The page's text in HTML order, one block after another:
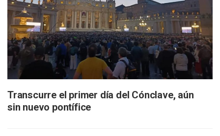
Avanza Plan Para Construir Estadio De Tritones Vallarta;
Nuevas Concesiones De Taxis En Puerto Vallarta, ¿para
Mueren Cuatro Personas Tras Explosión De Una Pipa En
Bruno Blancas Lleva El Mensaje De La Cuarta
Liberan 180 Crías De Iguana Verde En El Estero El Salado
Puerto Vallarta Participa En Los PriceAgencies Awards
Ofrecerán Asesoría Jurídica Gratuita En Puerto Vallarta
Juan Solís E Iris Torres Buscan Integrar La Planilla Del PAN
Arquitecto Luis Munguía Reconoce La Labor Del Personal
Semana Lluviosa Para Puerto Vallarta Con Tormentas Y
Transcurre el primer día del Cónclave, aún
sin nuevo pontífice